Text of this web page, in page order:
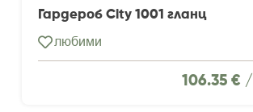
Гардероб City 1001 гланц
любими
106.35 € /